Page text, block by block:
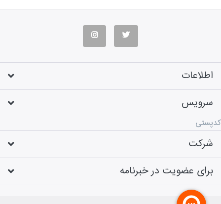
اطلاعات
سرویس
کدپستی
شرکت
برای عضویت در خبرنامه